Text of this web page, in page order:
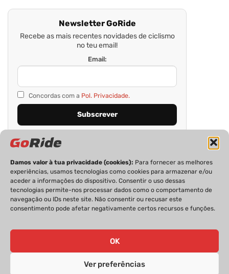
Damos valor à tua privacidade (cookies): Para fornecer as melhores
experiências, usamos tecnologias como cookies para armazenar e/ou
aceder a informações do dispositivo. Consentir o uso dessas
tecnologias permite-nos processar dados como o comportamento de
navegação ou IDs neste site. Não consentir ou recusar este
consentimento pode afetar negativamente certos recursos e funções.
OK
Ver preferências
Newsletter GoRide
Recebe as mais recentes novidades de ciclismo
no teu email!
Email:
Concordas com a Pol. Privacidade.
PRIVACIDADE FICHA TÉCNICA
ESTATUTO EDITORIAL